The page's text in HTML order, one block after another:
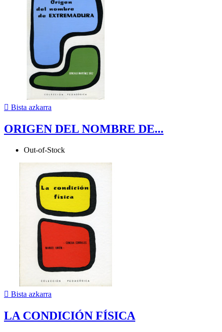
 Bista azkarra
ORIGEN DEL NOMBRE DE...
Out-of-Stock
 Bista azkarra
LA CONDICIÓN FÍSICA